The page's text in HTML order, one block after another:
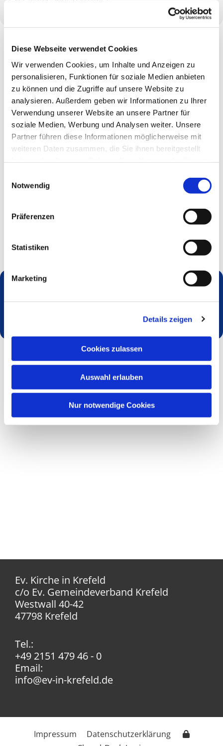
Diese Webseite verwendet Cookies
Wir verwenden Cookies, um Inhalte und Anzeigen zu
personalisieren, Funktionen für soziale Medien anbieten
zu können und die Zugriffe auf unsere Website zu
analysieren. Außerdem geben wir Informationen zu Ihrer
Verwendung unserer Website an unsere Partner für
soziale Medien, Werbung und Analysen weiter. Unsere
Partner führen diese Informationen möglicherweise mit
weiteren Daten zusammen, die Sie ihnen bereitgestellt
Notwendig
Präferenzen
Statistiken
Marketing
Details zeigen
Cookies zulassen
Auswahl erlauben
Nur notwendige Cookies
Herzlich willkommen zum Chor - wir singen gerne zusammen
und enden anschließend gerne mit geselligem Ausklang
Dies könnte Sie auch interessieren
Ev. Kirche in Krefeld
c/o Ev. Gemeindeverband Krefeld
Westwall 40-42
47798 Krefeld
Tel.:
+49 2151 479 46 - 0
Email:
info@ev-in-krefeld.de
Impressum
Datenschutzerklärung